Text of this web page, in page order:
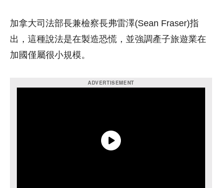
加拿大司法部長兼檢察長弗雷澤(Sean Fraser)指
出，這種說法是在製造恐慌，並強調產子旅遊業在
加國僅屬很小規模。